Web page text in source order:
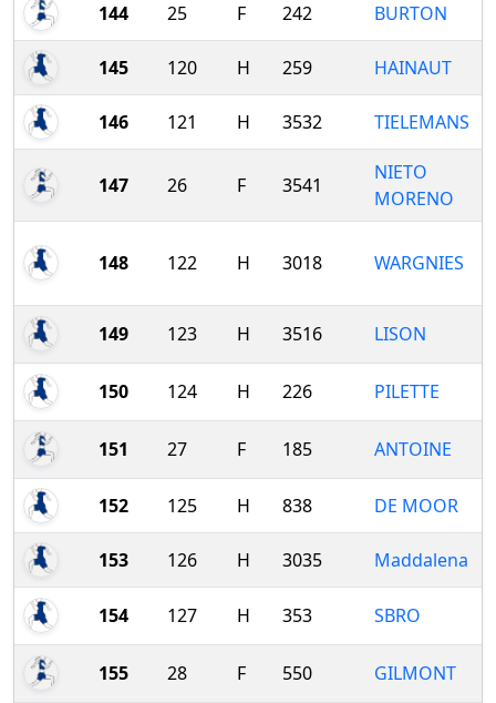
144 25 F 242 BURTON
145 120 H 259 HAINAUT
146 121 H 3532 TIELEMANS
147 26 F 3541
NIETO
MORENO
148 122 H 3018 WARGNIES
149 123 H 3516 LISON
150 124 H 226 PILETTE
151 27 F 185 ANTOINE
152 125 H 838 DE MOOR
153 126 H 3035 Maddalena
154 127 H 353 SBRO
155 28 F 550 GILMONT